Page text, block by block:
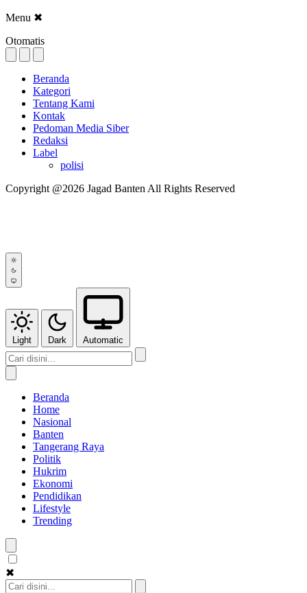
Menu ✖
Otomatis
Beranda
Kategori
Tentang Kami
Kontak
Pedoman Media Siber
Redaksi
Label
polisi
Copyright @2026 Jagad Banten All Rights Reserved
Light Dark Automatic
Beranda
Home
Nasional
Banten
Tangerang Raya
Politik
Hukrim
Ekonomi
Pendidikan
Lifestyle
Trending
✖